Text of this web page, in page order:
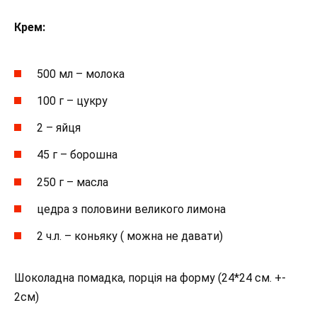
Крем:
500 мл – молока
100 г – цукру
2 – яйця
45 г – борошна
250 г – масла
цедра з половини великого лимона
2 ч.л. – коньяку ( можна не давати)
Шоколадна помадка, порція на форму (24*24 см. +-
2см)